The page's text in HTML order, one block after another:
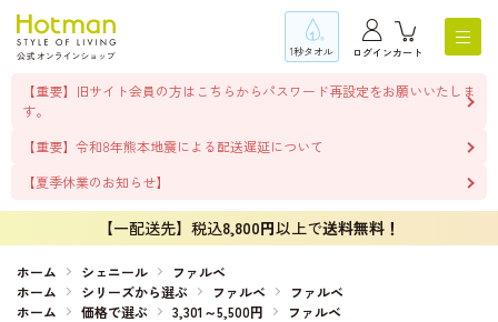
1秒タオル ログインカート
【重要】旧サイト会員の方はこちらからパスワード再設定をお願いいたしま
す。
【重要】令和8年熊本地震による配送遅延について
【夏季休業のお知らせ】
【一配送先】税込8,800円以上で送料無料！
ホーム シェニール
ファルベ
ホーム
シリーズから選ぶ ファルベ
ファルベ
ホーム
価格で選ぶ 3,301～5,500円 ファルベ